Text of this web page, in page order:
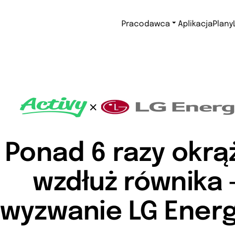
Pracodawca AplikacjaPlany
Ponad 6 razy
wzdłuż równika
wyzwanie LG